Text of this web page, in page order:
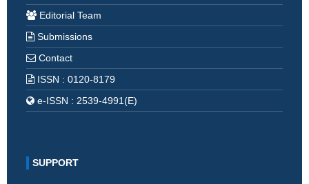
Editorial Team
Submissions
Contact
ISSN : 0120-8179
e-ISSN : 2539-4991(E)
SUPPORT